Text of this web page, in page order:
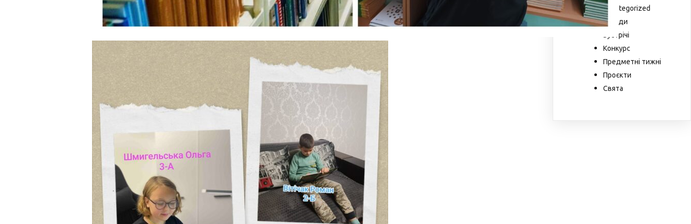
Uncategorized
Заходи
Зустрічі
Конкурс
Предметні тижні
Проєкти
Свята